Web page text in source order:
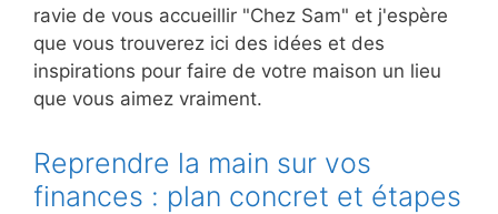
ravie de vous accueillir "Chez Sam" et j'espère
que vous trouverez ici des idées et des
inspirations pour faire de votre maison un lieu
que vous aimez vraiment.
Reprendre la main sur vos
finances : plan concret et étapes